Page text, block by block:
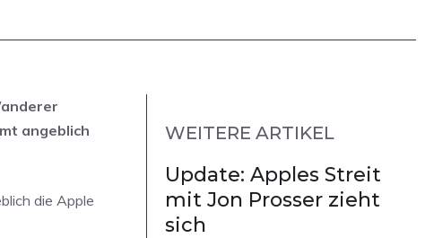
angeblich
die Apple
WEITERE ARTIKEL
Update: Apples Streit
mit Jon Prosser zieht
sich